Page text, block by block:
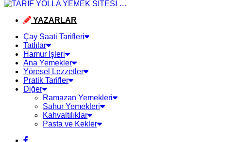
YAZARLAR
Çay Saati Tarifleri
Tatlılar
Hamur İşleri
Ana Yemekler
Yöresel Lezzetler
Pratik Tarifler
Diğer
Ramazan Yemekleri
Sahur Yemekleri
Kahvaltılıklar
Pasta ve Kekler